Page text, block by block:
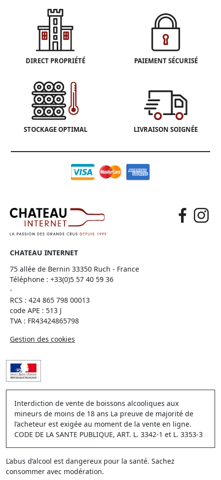
DIRECT PROPRIÉTÉ PAIEMENT SÉCURISÉ
STOCKAGE OPTIMAL LIVRAISON SOIGNÉE
CHATEAU INTERNET
75 allée de Bernin 33350 Ruch - France
Téléphone : +33(0)5 57 40 59 36
-
RCS : 424 865 798 00013
code APE : 513 J
TVA : FR43424865798
Gestion des cookies
Interdiction de vente de boissons alcooliques aux
mineurs de moins de 18 ans La preuve de majorité de
l’acheteur est exigée au moment de la vente en ligne.
CODE DE LA SANTE PUBLIQUE, ART. L. 3342-1 et L. 3353-3
L’abus d’alcool est dangereux pour la santé. Sachez
consommer avec modération.